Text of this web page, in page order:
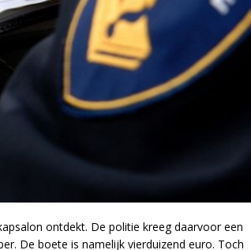
ontdekt. De politie kreeg daarvoor een
De boete is namelijk vierduizend euro. Toch